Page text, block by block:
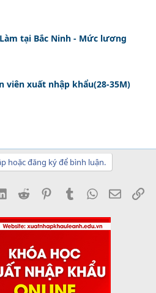
tại Bắc Ninh - Mức lương
viên xuất nhập khẩu(28-35M)
hoặc đăng ký để bình luận.
LinkedInReddit PinterestTumblrWhatsApp
Email